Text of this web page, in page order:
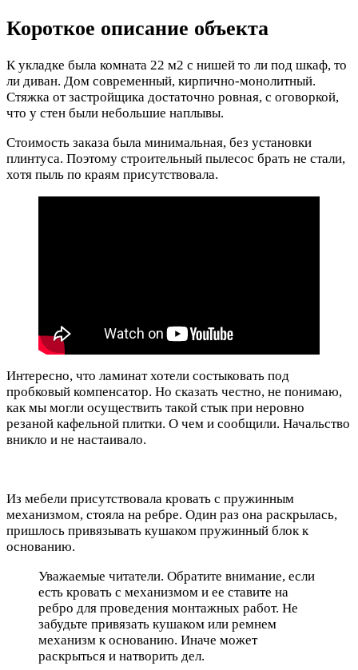
Короткое описание объекта
К укладке была комната 22 м2 с нишей то ли под шкаф, то
ли диван. Дом современный, кирпично-монолитный.
Стяжка от застройщика достаточно ровная, с оговоркой,
что у стен были небольшие наплывы.
Стоимость заказа была минимальная, без установки
плинтуса. Поэтому строительный пылесос брать не стали,
хотя пыль по краям присутствовала.
Интересно, что ламинат хотели состыковать под
пробковый компенсатор. Но сказать честно, не понимаю,
как мы могли осуществить такой стык при неровно
резаной кафельной плитки. О чем и сообщили. Начальство
вникло и не настаивало.
Из мебели присутствовала кровать с пружинным
механизмом, стояла на ребре. Один раз она раскрылась,
пришлось привязывать кушаком пружинный блок к
основанию.
Уважаемые читатели. Обратите внимание, если
есть кровать с механизмом и ее ставите на
ребро для проведения монтажных работ. Не
забудьте привязать кушаком или ремнем
механизм к основанию. Иначе может
раскрыться и натворить дел.